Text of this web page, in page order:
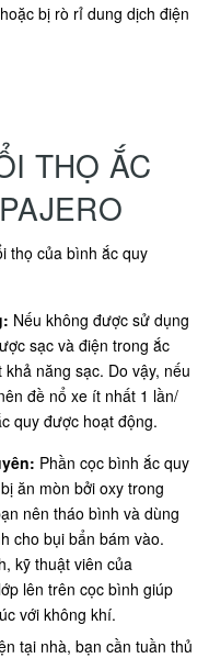
bị rò rỉ dung dịch điện
THỌ ẮC
thọ của bình ắc quy
Nếu không được sử dụng
sạc và điện trong ắc
năng sạc. Do vậy, nếu
đề nổ xe ít nhất 1 lần/
quy được hoạt động.
Phần cọc bình ắc quy
ăn mòn bởi oxy trong
nên tháo bình và dùng
cho bụi bẩn bám vào.
kỹ thuật viên của
lên trên cọc bình giúp
với không khí.
tại nhà, bạn cần tuần thủ